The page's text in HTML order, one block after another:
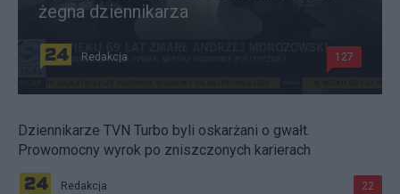
żegna dziennikarza
Redakcja 127
Dziennikarze TVN Turbo byli oskarżani o gwałt.
Prowomocny wyrok po zniszczonych karierach
Redakcja 22